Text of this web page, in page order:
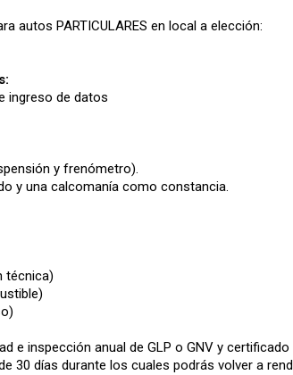
autos PARTICULARES en local a elección:
ingreso de datos
y frenómetro).
y una calcomanía como constancia.
técnica)
e inspección anual de GLP o GNV y
30 días durante los cuales podrás volver a